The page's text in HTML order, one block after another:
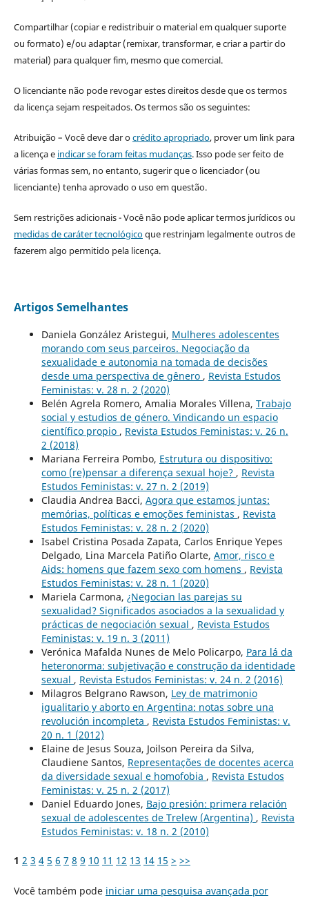
Compartilhar (copiar e redistribuir o material em qualquer suporte
ou formato) e/ou adaptar (remixar, transformar, e criar a partir do
material) para qualquer fim, mesmo que comercial.
O licenciante não pode revogar estes direitos desde que os termos
da licença sejam respeitados. Os termos são os seguintes:
Atribuição – Você deve dar ocrédito apropriado, prover um link para
a licença e indicar se foram feitas mudanças. Isso pode ser feito de
várias formas sem, no entanto, sugerir que o licenciador (ou
licenciante) tenha aprovado o uso em questão.
Sem restrições adicionais - Você não pode aplicar termos jurídicos ou
medidas de caráter tecnológicoque restrinjam legalmente outros de
fazerem algo permitido pela licença.
Artigos Semelhantes
Daniela González Aristegui, Mulheres adolescentes
morando com seus parceiros. Negociação da
sexualidade e autonomia na tomada de decisões
desde uma perspectiva de gênero , Revista Estudos
Feministas: v. 28 n. 2 (2020)
Belén Agrela Romero, Amalia Morales Villena, Trabajo
social y estudios de género. Vindicando un espacio
científico propio , Revista Estudos Feministas: v. 26 n.
2 (2018)
Mariana Ferreira Pombo, Estrutura ou dispositivo:
como (re)pensar a diferença sexual hoje? , Revista
Estudos Feministas: v. 27 n. 2 (2019)
Claudia Andrea Bacci, Agora que estamos juntas:
memórias, políticas e emoções feministas , Revista
Estudos Feministas: v. 28 n. 2 (2020)
Isabel Cristina Posada Zapata, Carlos Enrique Yepes
Delgado, Lina Marcela Patiño Olarte, Amor, risco e
Aids: homens que fazem sexo com homens , Revista
Estudos Feministas: v. 28 n. 1 (2020)
Mariela Carmona, ¿Negocian las parejas su
sexualidad? Significados asociados a la sexualidad y
prácticas de negociación sexual , Revista Estudos
Feministas: v. 19 n. 3 (2011)
Verónica Mafalda Nunes de Melo Policarpo, Para lá da
heteronorma: subjetivação e construção da identidade
sexual , Revista Estudos Feministas: v. 24 n. 2 (2016)
Milagros Belgrano Rawson, Ley de matrimonio
igualitario y aborto en Argentina: notas sobre una
revolución incompleta , Revista Estudos Feministas: v.
20 n. 1 (2012)
Elaine de Jesus Souza, Joilson Pereira da Silva,
Claudiene Santos, Representações de docentes acerca
da diversidade sexual e homofobia , Revista Estudos
Feministas: v. 25 n. 2 (2017)
Daniel Eduardo Jones, Bajo presión: primera relación
sexual de adolescentes de Trelew (Argentina) , Revista
Estudos Feministas: v. 18 n. 2 (2010)
1 2 3 4 5 6 7 8 9 10 11 12 13 14 15 > >>
Você também pode iniciar uma pesquisa avançada por